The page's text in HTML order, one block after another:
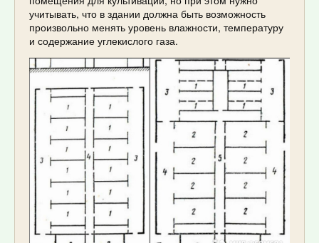
учитывать, что в здании должна быть возможность
произвольно менять уровень влажности, температуру
и содержание углекислого газа.